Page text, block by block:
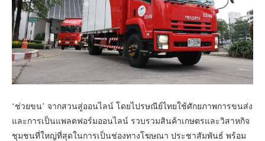
‘ช่วยขน’ จากสวนสู่ออนไลน์ โดยไปรษณีย์ไทยใช้ศักยภาพการขนส่ง
และการเป็นแพลตฟอร์มออนไลน์ รวบรวมสินค้าเกษตรและวิสาหกิจ
ชุมชนที่ใหญ่ที่สุดในการเป็นช่องทางโฆษณา ประชาสัมพันธ์ พร้อม